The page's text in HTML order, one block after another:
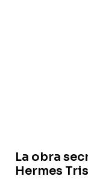
La obra
Hermes